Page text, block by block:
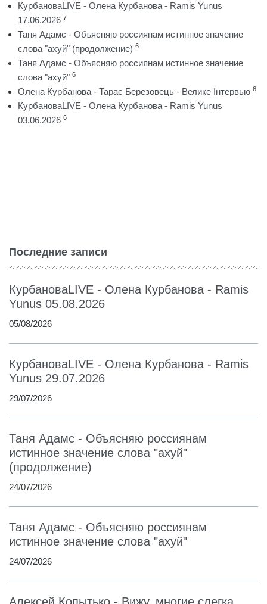
КурбановаLIVE - Олена Курбанова - Ramis Yunus
17.06.2026 7
Таня Адамс - Объясняю россиянам истинное значение
слова "ахуй" (продолжение) 6
Таня Адамс - Объясняю россиянам истинное значение
слова "ахуй" 6
Олена Курбанова - Тарас Березовець - Велике Інтервью 6
КурбановаLIVE - Олена Курбанова - Ramis Yunus
03.06.2026 6
Последние записи
КурбановаLIVE - Олена Курбанова - Ramis
Yunus 05.08.2026
05/08/2026
КурбановаLIVE - Олена Курбанова - Ramis
Yunus 29.07.2026
29/07/2026
Таня Адамс - Объясняю россиянам
истинное значение слова "ахуй"
(продолжение)
24/07/2026
Таня Адамс - Объясняю россиянам
истинное значение слова "ахуй"
24/07/2026